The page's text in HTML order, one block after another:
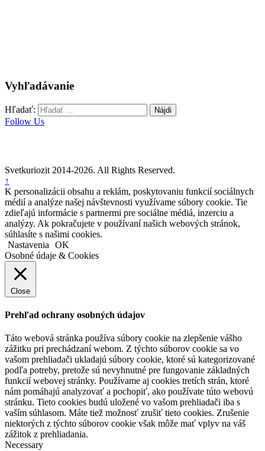
Vyhľadávanie
Hľadať:
Follow Us
Svetkuriozit 2014-2026. All Rights Reserved.
↑
K personalizácii obsahu a reklám, poskytovaniu funkcií sociálnych
médií a analýze našej návštevnosti využívame súbory cookie. Tie
zdieľajú informácie s partnermi pre sociálne médiá, inzerciu a
analýzy. Ak pokračujete v používaní našich webových stránok,
súhlasíte s našimi cookies.
Nastavenia
OK
Osobné údaje & Cookies
Close
Prehľad ochrany osobných údajov
Táto webová stránka používa súbory cookie na zlepšenie vášho
zážitku pri prechádzaní webom. Z týchto súborov cookie sa vo
vašom prehliadači ukladajú súbory cookie, ktoré sú kategorizované
podľa potreby, pretože sú nevyhnutné pre fungovanie základných
funkcií webovej stránky. Používame aj cookies tretích strán, ktoré
nám pomáhajú analyzovať a pochopiť, ako používate túto webovú
stránku. Tieto cookies budú uložené vo vašom prehliadači iba s
vaším súhlasom. Máte tiež možnosť zrušiť tieto cookies. Zrušenie
niektorých z týchto súborov cookie však môže mať vplyv na váš
zážitok z prehliadania.
Necessary